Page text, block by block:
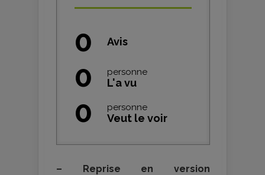
0 Avis
0 personne
L'a vu
0 personne
Veut le voir
– Reprise en version